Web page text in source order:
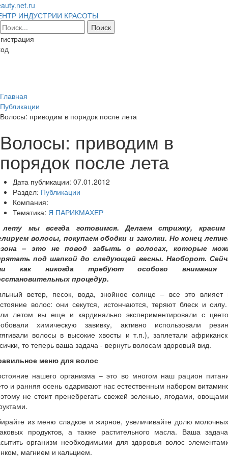
ИНДУСТРИИ КРАСОТЫ
Главная
Публикации
Волосы: приводим в порядок после лета
Волосы: приводим в
порядок после лета
Дата публикации: 07.01.2012
Раздел: Публикации
Компания:
Тематика: Я ПАРИКМАХЕР
мы всегда готовимся. Делаем стрижку,
волосы, покупаем ободки и заколки. Но конец
– это не повод забыть о волосах, которые
под шапкой до следующей весны. Наоборот.
как никогда требуют особого
процедур.
ветер, песок, вода, знойное солнце – все это влияет
волос: они секутся, истончаются, теряют блеск и
летом вы еще и кардинально экспериментировали с
химическую завивку, активно использовали
волосы в высокие хвосты и т.п.), заплетали
то теперь ваша задача - вернуть волосам здоровый вид.
меню для волос
нашего организма – это во многом наш рацион
и ранняя осень одаривают нас естественным набором
не стоит пренебрегать свежей зеленью, ягодами,
из меню сладкое и жирное, увеличивайте долю
продуктов, а также растительного масла. Ваша
организм необходимыми для здоровья волос
магнием и кальцием.